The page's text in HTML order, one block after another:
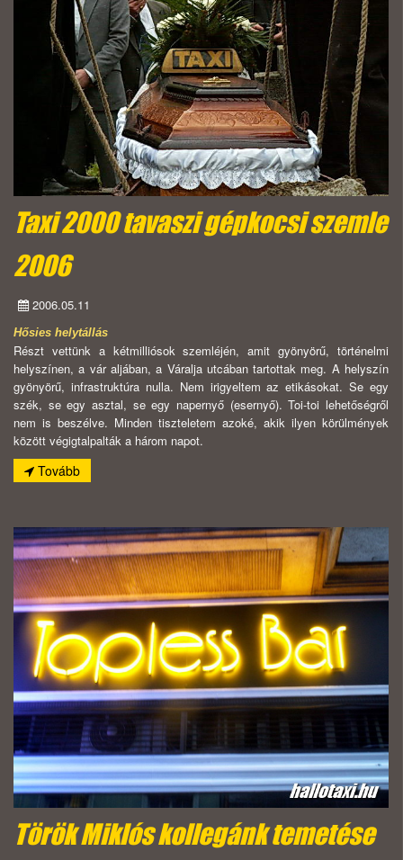
Taxi 2000 tavaszi gépkocsi szemle
2006
2006.05.11
Hősies helytállás
Részt vettünk a kétmilliósok szemléjén, amit gyönyörű, történelmi
helyszínen, a vár aljában, a Váralja utcában tartottak meg. A helyszín
gyönyörű, infrastruktúra nulla. Nem irigyeltem az etikásokat. Se egy
szék, se egy asztal, se egy napernyő (esernyő). Toi-toi lehetőségről
nem is beszélve. Minden tiszteletem azoké, akik ilyen körülmények
között végigtalpalták a három napot.
Tovább
Török Miklós kollegánk temetése